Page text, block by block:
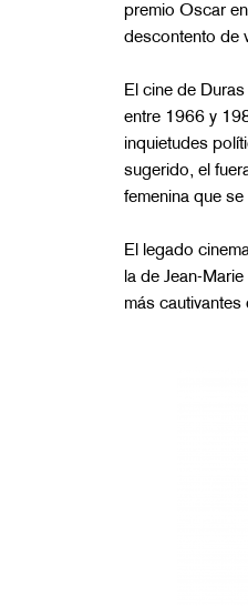
premio Oscar
descontento de
El cine de
entre 1966 y
inquietudes
sugerido, el
femenina que
El legado
la de Jean-
más